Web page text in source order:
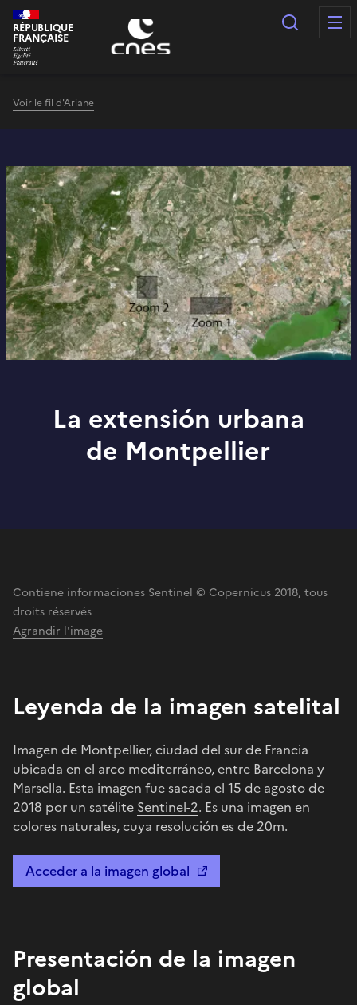
Panneau de gestion des cookies
RÉPUBLIQUE
FRANÇAISE
Voir le fil d'Ariane
La extensión urbana
de Montpellier
Contiene informaciones Sentinel © Copernicus 2018, tous
droits réservés
Agrandir l'image
Leyenda de la imagen satelital
Imagen de Montpellier, ciudad del sur de Francia
ubicada en el arco mediterráneo, entre Barcelona y
Marsella. Esta imagen fue sacada el 15 de agosto de
2018 por un satélite Sentinel-2. Es una imagen en
colores naturales, cuya resolución es de 20m.
Acceder a la imagen global
Presentación de la imagen
global